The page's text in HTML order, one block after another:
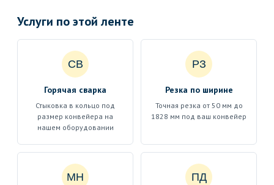
Услуги по этой ленте
СВ
Горячая сварка
Стыковка в кольцо под
размер конвейера на
нашем оборудовании
РЗ
Резка по ширине
Точная резка от 50 мм до
1828 мм под ваш конвейер
МН ПД